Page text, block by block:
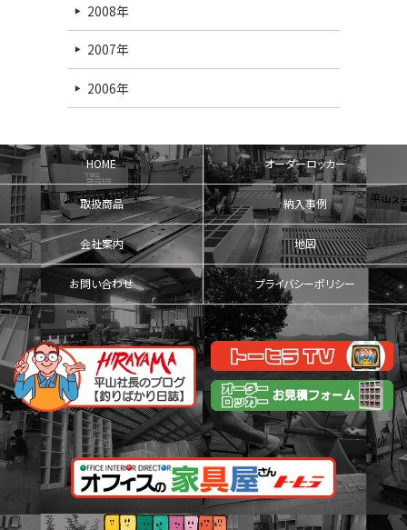
2008年
2007年
2006年
HOME オーダーロッカー
取扱商品 納入事例
会社案内 地図
お問い合わせ プライバシーポリシー